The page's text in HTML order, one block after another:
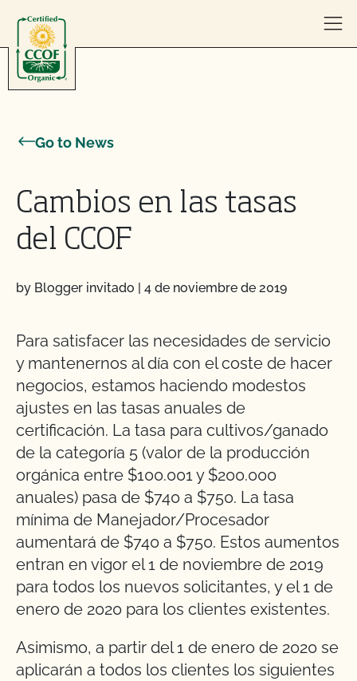
Go to News
Cambios en las tasas
del CCOF
by Blogger invitado | 4 de noviembre de 2019
Para satisfacer las necesidades de servicio
y mantenernos al día con el coste de hacer
negocios, estamos haciendo modestos
ajustes en las tasas anuales de
certificación. La tasa para cultivos/ganado
de la categoría 5 (valor de la producción
orgánica entre $100.001 y $200.000
anuales) pasa de $740 a $750. La tasa
mínima de Manejador/Procesador
aumentará de $740 a $750. Estos aumentos
entran en vigor el 1 de noviembre de 2019
para todos los nuevos solicitantes, y el 1 de
enero de 2020 para los clientes existentes.
Asimismo, a partir del 1 de enero de 2020 se
aplicarán a todos los clientes los siguientes